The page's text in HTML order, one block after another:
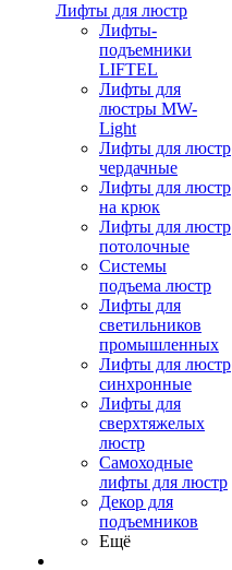
Лифты для люстр
Лифты-
подъемники
LIFTEL
Лифты для
люстры MW-
Light
Лифты для люстр
чердачные
Лифты для люстр
на крюк
Лифты для люстр
потолочные
Системы
подъема люстр
Лифты для
светильников
промышленных
Лифты для люстр
синхронные
Лифты для
сверхтяжелых
люстр
Самоходные
лифты для люстр
Декор для
подъемников
Ещё